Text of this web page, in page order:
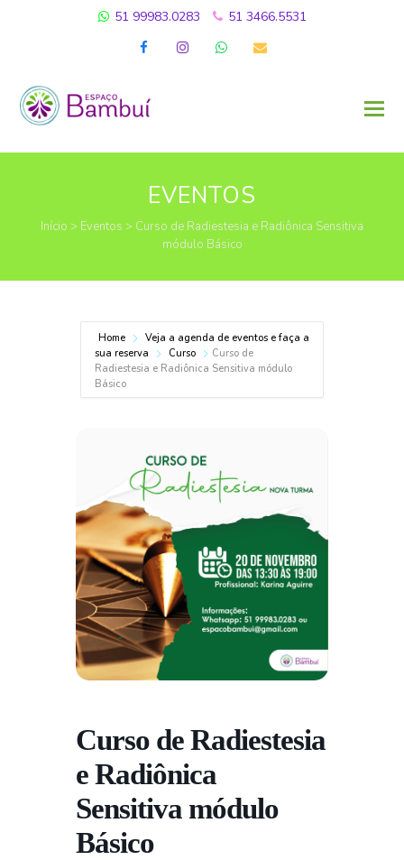
51 99983.0283 51 3466.5531
FacebookInstagramWhatsapp
Email
EVENTOS
Início > Eventos > Curso de Radiestesia e Radiônica Sensitiva
módulo Básico
Home
Veja a agenda de eventos e faça a
sua reserva
Curso
Curso de
Radiestesia e Radiônica Sensitiva módulo
Básico
Curso de Radiestesia
e Radiônica
Sensitiva módulo
Básico